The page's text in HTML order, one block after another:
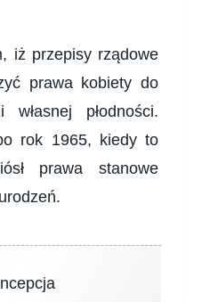
iż przepisy rządowe
prawa kobiety do
własnej płodności.
rok 1965, kiedy to
prawa stanowe